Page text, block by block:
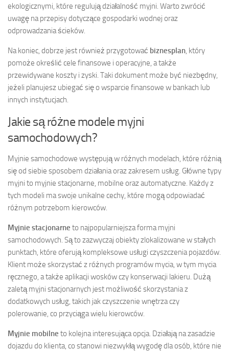
ekologicznymi, które regulują działalność myjni. Warto zwrócić
uwagę na przepisy dotyczące gospodarki wodnej oraz
odprowadzania ścieków.
Na koniec, dobrze jest również przygotować biznesplan, który
pomoże określić cele finansowe i operacyjne, a także
przewidywane koszty i zyski. Taki dokument może być niezbędny,
jeżeli planujesz ubiegać się o wsparcie finansowe w bankach lub
innych instytucjach.
Jakie są różne modele myjni
samochodowych?
Myjnie samochodowe występują w różnych modelach, które różnią
się od siebie sposobem działania oraz zakresem usług. Główne typy
myjni to myjnie stacjonarne, mobilne oraz automatyczne. Każdy z
tych modeli ma swoje unikalne cechy, które mogą odpowiadać
różnym potrzebom kierowców.
Myjnie stacjonarne to najpopularniejsza forma myjni
samochodowych. Są to zazwyczaj obiekty zlokalizowane w stałych
punktach, które oferują kompleksowe usługi czyszczenia pojazdów.
Klient może skorzystać z różnych programów mycia, w tym mycia
ręcznego, a także aplikacji wosków czy konserwacji lakieru. Dużą
zaletą myjni stacjonarnych jest możliwość skorzystania z
dodatkowych usług, takich jak czyszczenie wnętrza czy
polerowanie, co przyciąga wielu kierowców.
Myjnie mobilne to kolejna interesująca opcja. Działają na zasadzie
dojazdu do klienta, co stanowi niezwykłą wygodę dla osób, które nie